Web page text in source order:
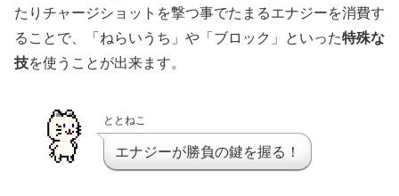
たりチャージショットを撃つ事でたまるエナジーを消費す
ることで、「ねらいうち」や「ブロック」といった特殊な
技を使うことが出来ます。
ととねこ
エナジーが勝負の鍵を握る！